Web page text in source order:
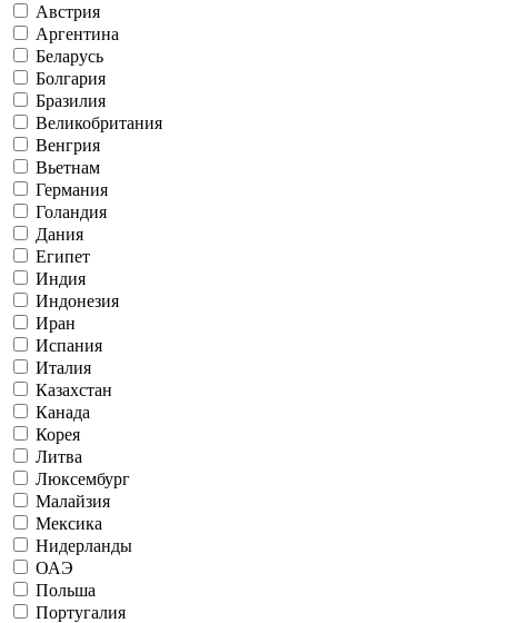
Австрия
Аргентина
Беларусь
Болгария
Бразилия
Великобритания
Венгрия
Вьетнам
Германия
Голандия
Дания
Египет
Индия
Индонезия
Иран
Испания
Италия
Казахстан
Канада
Корея
Литва
Люксембург
Малайзия
Мексика
Нидерланды
ОАЭ
Польша
Португалия